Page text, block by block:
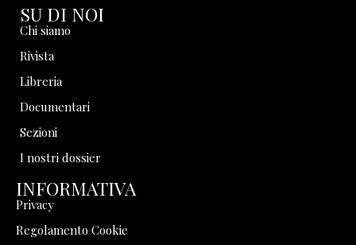
SU DI NOI
Chi siamo
Rivista
Libreria
Documentari
Sezioni
I nostri dossier
INFORMATIVA
Privacy
Regolamento Cookie